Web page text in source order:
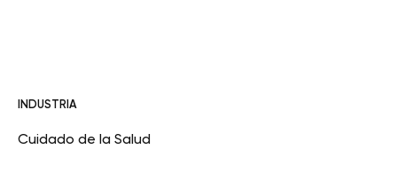
INDUSTRIA
Cuidado de la Salud